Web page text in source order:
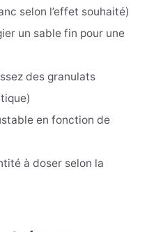
selon l’effet souhaité)
un sable fin pour une
des granulats
en fonction de
à doser selon la